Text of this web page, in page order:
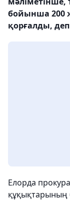
бойынша 200
қорғалды,
Елорда
құқықтарының